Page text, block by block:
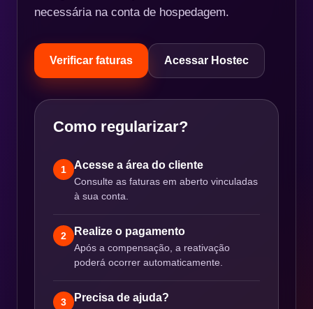
necessária na conta de hospedagem.
Verificar faturas Acessar Hostec
Como regularizar?
1 Acesse a área do cliente
Consulte as faturas em aberto vinculadas
à sua conta.
2 Realize o pagamento
Após a compensação, a reativação
poderá ocorrer automaticamente.
3 Precisa de ajuda?